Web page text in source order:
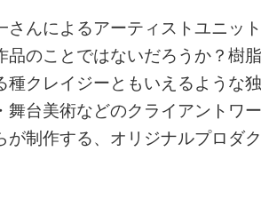
さんによるアーティストユニッ
のことではないだろうか？樹
種クレイジーともいえるような
舞台美術などのクライアントワ
が制作する、オリジナルプロダ